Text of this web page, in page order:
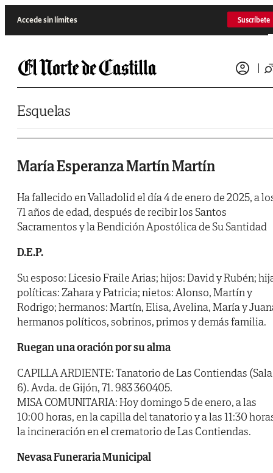
Accede sin límites Suscríbete
Esquelas
María Esperanza Martín Martín
Ha fallecido en Valladolid el día 4 de enero de 2025, a
71 años de edad, después de recibir los Santos
Sacramentos y la Bendición Apostólica de Su Santidad
D.E.P.
Su esposo: Licesio Fraile Arias; hijos: David y Rubén;
políticas: Zahara y Patricia; nietos: Alonso, Martín y
Rodrigo; hermanos: Martín, Elisa, Avelina, María y
hermanos políticos, sobrinos, primos y demás familia.
Ruegan una oración por su alma
CAPILLA ARDIENTE: Tanatorio de Las Contiendas (Sala
6). Avda. de Gijón, 71. 983 360405.
MISA COMUNITARIA: Hoy domingo 5 de enero, a las
10:00 horas, en la capilla del tanatorio y a las 11:30
la incineración en el crematorio de Las Contiendas.
Nevasa Funeraria Municipal